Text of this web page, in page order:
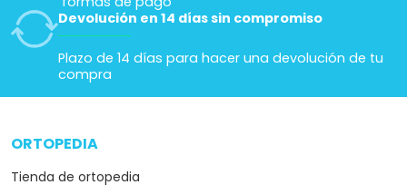
Devolución en 14 días sin compromiso
Plazo de 14 días para hacer una devolución de tu
compra
ORTOPEDIA
Tienda de ortopedia